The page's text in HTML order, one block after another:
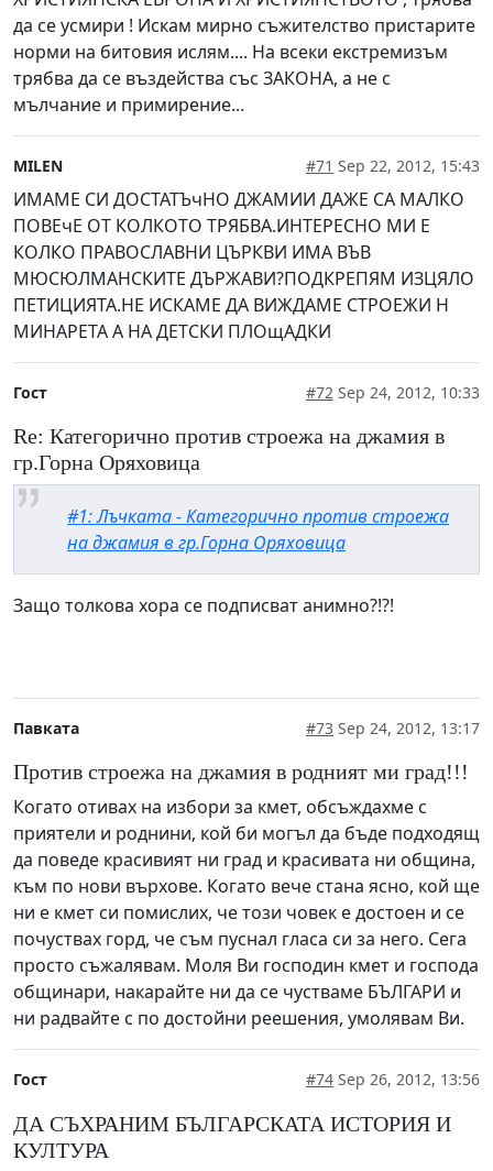
да се усмири ! Искам мирно съжителство пристарите
норми на битовия ислям.... На всеки екстремизъм
трябва да се въздейства със ЗАКОНА, а не с
мълчание и примирение...
MILEN #71 Sep 22, 2012, 15:43
ИМАМЕ СИ ДОСТАТЪчНО ДЖАМИИ ДАЖЕ СА МАЛКО
ПОВЕчЕ ОТ КОЛКОТО ТРЯБВА.ИНТЕРЕСНО МИ Е
КОЛКО ПРАВОСЛАВНИ ЦЪРКВИ ИМА ВЪВ
МЮСЮЛМАНСКИТЕ ДЪРЖАВИ?ПОДКРЕПЯМ ИЗЦЯЛО
ПЕТИЦИЯТА.НЕ ИСКАМЕ ДА ВИЖДАМЕ СТРОЕЖИ Н
МИНАРЕТА А НА ДЕТСКИ ПЛОщАДКИ
Гост #72 Sep 24, 2012, 10:33
Re: Категорично против строежа на джамия в
гр.Горна Оряховица
#1: Лъчката - Категорично против строежа
на джамия в гр.Горна Оряховица
Защо толкова хора се подписват анимно?!?!
Павката #73 Sep 24, 2012, 13:17
Против строежа на джамия в родният ми град!!!
Когато отивах на избори за кмет, обсъждахме с
приятели и роднини, кой би могъл да бъде подходящ
да поведе красивият ни град и красивата ни община,
към по нови върхове. Когато вече стана ясно, кой ще
ни е кмет си помислих, че този човек е достоен и се
почуствах горд, че съм пуснал гласа си за него. Сега
просто съжалявам. Моля Ви господин кмет и господа
общинари, накарайте ни да се чустваме БЪЛГАРИ и
ни радвайте с по достойни реешения, умолявам Ви.
Гост #74 Sep 26, 2012, 13:56
ДА СЪХРАНИМ БЪЛГАРСКАТА ИСТОРИЯ И
КУЛТУРА